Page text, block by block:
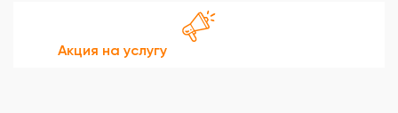
Акция на услугу